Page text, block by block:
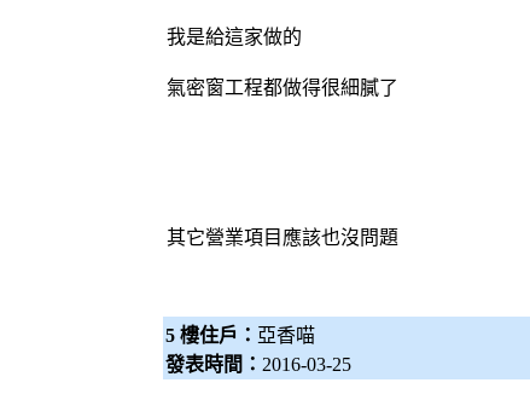
我是給這家做的
氣密窗工程都做得很細膩了
其它營業項目應該也沒問題
5 樓住戶： 亞香喵
發表時間： 2016-03-25